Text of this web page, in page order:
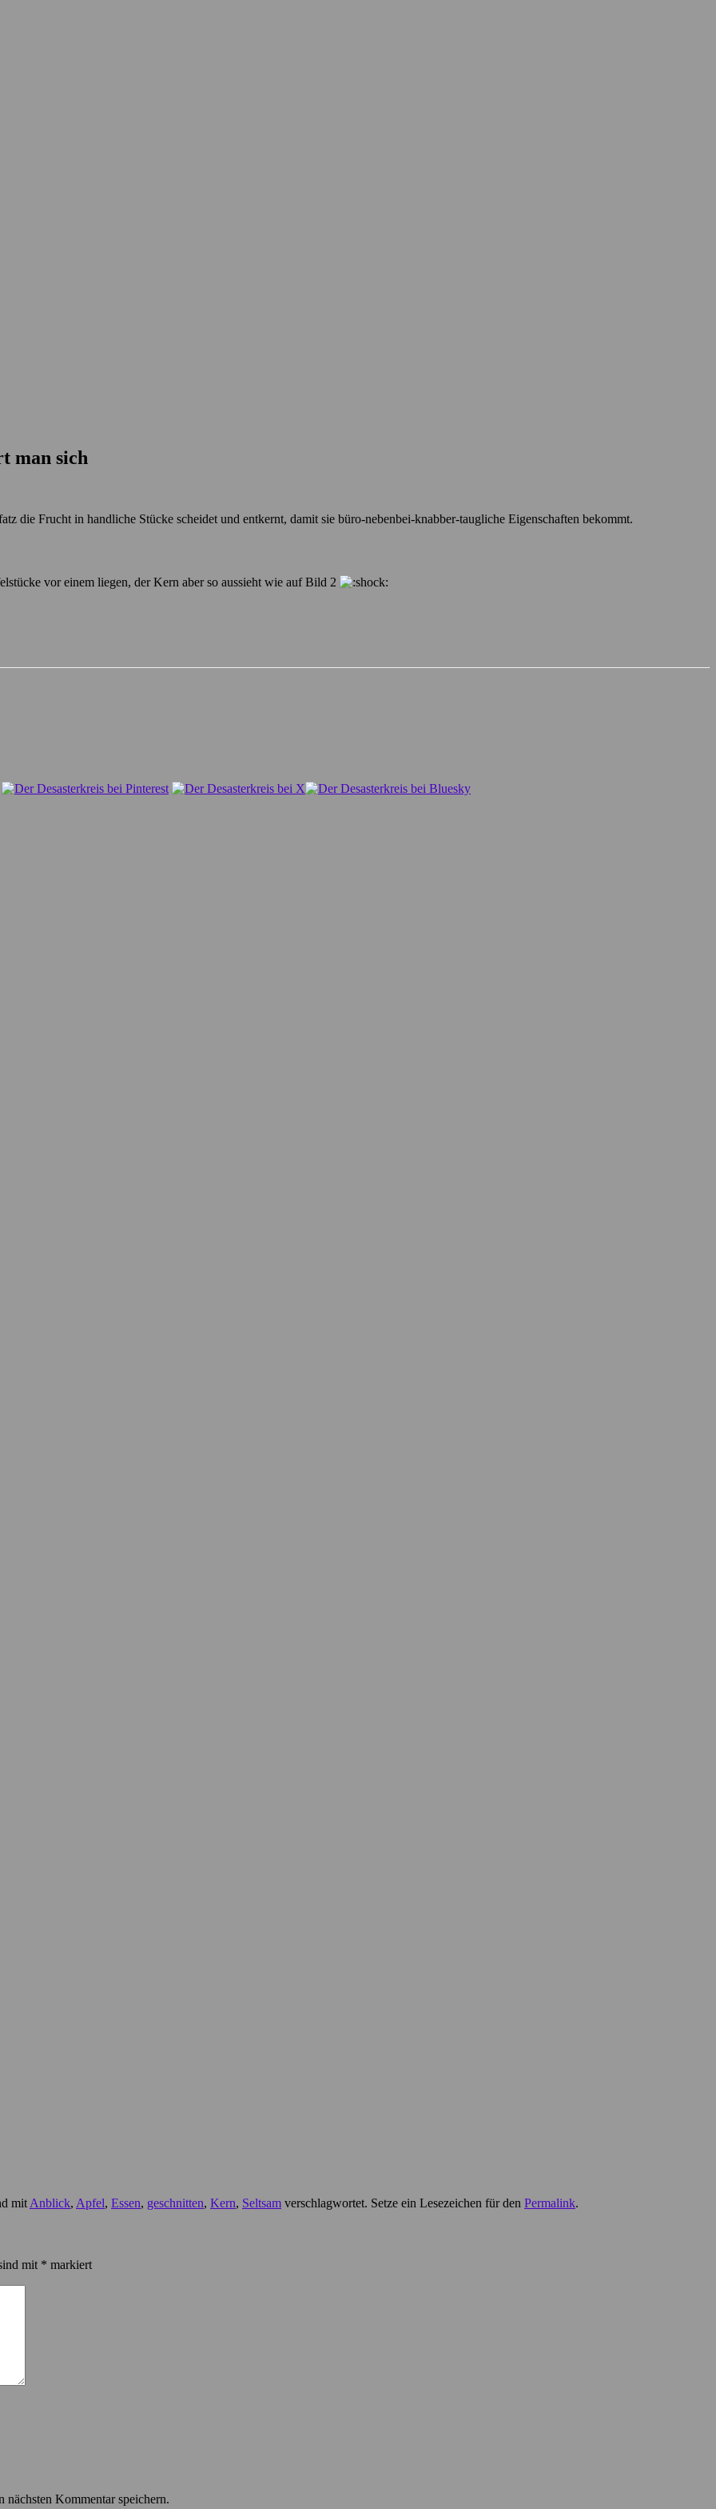
man sich
die Frucht in handliche Stücke scheidet und entkernt, damit sie büro-nebenbei-knabber-taugliche Eigenschaften bekommt.
vor einem liegen, der Kern aber so aussieht wie auf Bild 2
mit Anblick, Apfel, Essen, geschnitten, Kern, Seltsam verschlagwortet. Setze ein Lesezeichen für den Permalink.
mit * markiert
Kommentar speichern.